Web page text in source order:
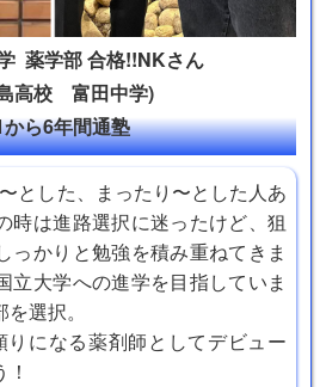
薬学部 合格!!NKさん
高校 富田中学)
ら6年間通塾
とした、まったり〜とした人あ
時は進路選択に迷ったけど、狙
っかりと勉強を積み重ねてきま
立大学への進学を目指していま
選択。
になる薬剤師としてデビュー